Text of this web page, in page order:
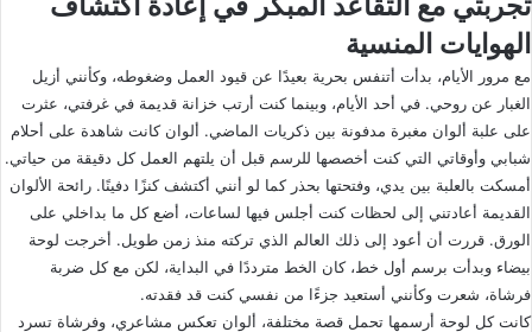
الهوايات المنسية
مع مرور الأيام، بدأت أتنفس بحرية بعيدًا عن قيود العمل وضغوطه، وكأنني أزيل
الغبار عن روحي. في أحد الأيام، وبينما كنت أرتب خزانة قديمة في غرفتي، عثرت
على علبة ألوان مغبرة مدفونة بين ذكريات الماضي. ألوان كانت شاهدة على أحلام
شبابي وأوقاتي التي كنت أخصصها للرسم قبل أن يلتهم العمل كل دقيقة من حياتي.
أمسكت بالعلبة بين يدي، وفتحتها بحذر كما لو أنني أكتشف كنزًا دفينًا. رائحة الألوان
القديمة أعادتني إلى لحظات كنت أجلس فيها لساعات، أضع كل ما بداخلي على
الورق. قررت أن أعود إلى ذلك العالم الذي تركته منذ زمن طويل. أخرجت لوحة
بيضاء وبدأت برسم أول خط، كان الخط مترددًا في البداية، لكن مع كل ضربة
فرشاة، شعرت وكأنني أستعيد جزءًا من نفسي كنت قد فقدته.
كانت كل لوحة أرسمها تحمل قصة مختلفة، ألوان تعكس مشاعري، وفرشاة تسرد